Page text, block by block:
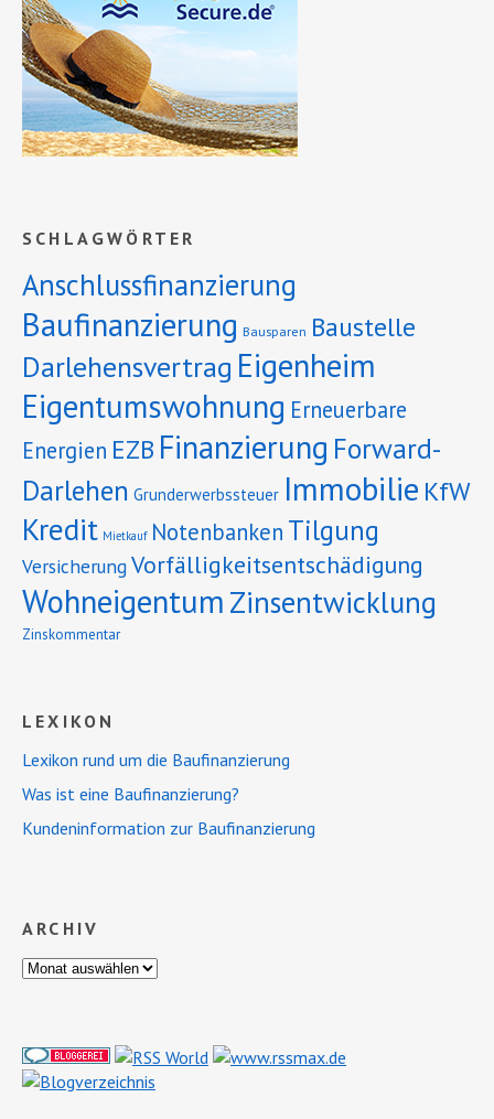
SCHLAGWÖRTER
Anschlussfinanzierung
Baufinanzierung Bausparen Baustelle
Darlehensvertrag Eigenheim
Eigentumswohnung Erneuerbare
Energien EZB Finanzierung Forward-
Darlehen Grunderwerbssteuer Immobilie KfW
Kredit Mietkauf Notenbanken Tilgung
VersicherungVorfälligkeitsentschädigung
Wohneigentum Zinsentwicklung
Zinskommentar
LEXIKON
Lexikon rund um die Baufinanzierung
Was ist eine Baufinanzierung?
Kundeninformation zur Baufinanzierung
ARCHIV